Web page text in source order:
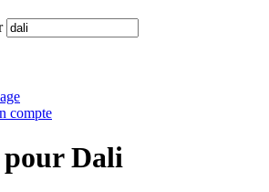
compte
pour Dali